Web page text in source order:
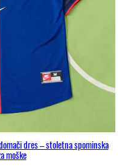
dres – stoletna spominska
moške